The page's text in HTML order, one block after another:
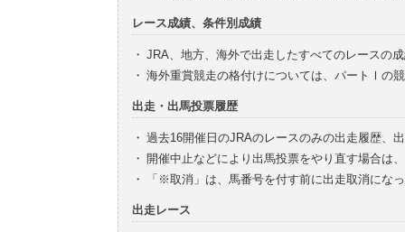
レース成績、条件別成績
・ JRA、地方、海外で出走したすべてのレースの
・ 海外重賞競走の格付けについては、パートⅠの
出走・出馬投票履歴
・ 過去16開催日のJRAのレースのみの出走履歴、
・ 開催中止などにより出馬投票をやり直す場合は
・
「※取消」は、馬番号を付す前に出走取消にな
出走レース